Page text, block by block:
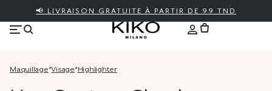
📢 LIVRAISON GRATUITE À PARTIR DE 99 TND
maquillage* visage* highlighter